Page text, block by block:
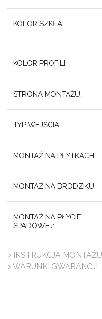
KOLOR SZKŁA:
KOLOR PROFILI:
STRONA MONTAŻU:
TYP WEJŚCIA:
MONTAŻ NA PŁYTKACH:
MONTAŻ NA BRODZIKU:
MONTAŻ NA PŁYCIE
SPADOWEJ:
> INSTRUKCJA MONTAŻU
> WARUNKI GWARANCJI